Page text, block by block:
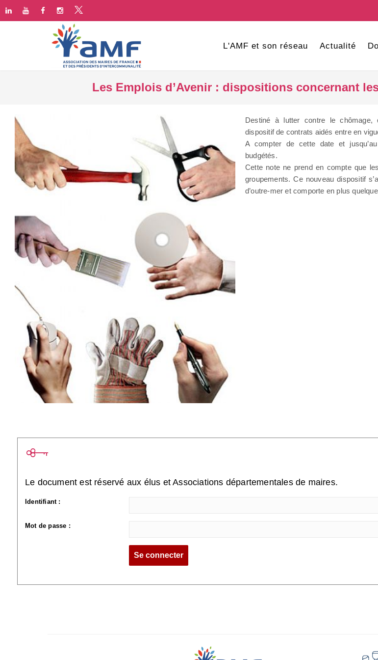
L'AMF et son réseau Actualité
Les Emplois d’Avenir : dispositions concernant
Destiné à lutter contre le
dispositif de contrats aidés entre en
A compter de cette date et
budgétés.
Cette note ne prend en compte que
groupements. Ce nouveau dispositif
d’outre-mer et comporte en plus
Le document est réservé aux élus et Associations départementales de maires.
Identifiant :
Mot de passe :